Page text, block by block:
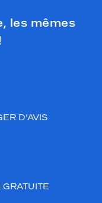
les mêmes
D’AVIS